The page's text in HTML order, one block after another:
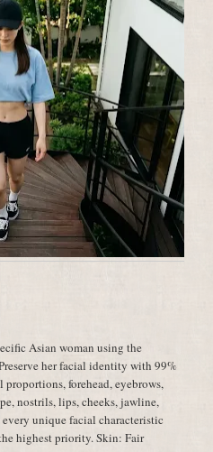
Asian woman using the
her facial identity with 99%
forehead, eyebrows,
nostrils, lips, cheeks, jawline,
unique facial characteristic
highest priority. Skin: Fair